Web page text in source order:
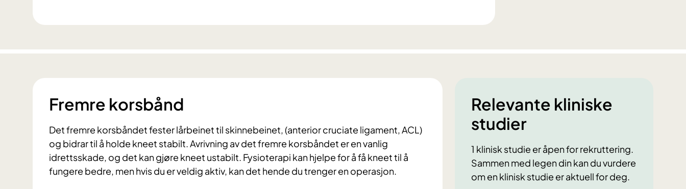
Fremre korsbånd
Det fremre korsbåndet fester lårbeinet til skinnebeinet, (anterior cruciate ligament, ACL)
og bidrar til å holde kneet stabilt. Avrivning av det fremre korsbåndet er en vanlig
idrettsskade, og det kan gjøre kneet ustabilt. Fysioterapi kan hjelpe for å få kneet til å
fungere bedre, men hvis du er veldig aktiv, kan det hende du trenger en operasjon.
Relevante kliniske
studier
1 klinisk studie er åpen for rekruttering.
Sammen med legen din kan du vurdere
om en klinisk studie er aktuell for deg.